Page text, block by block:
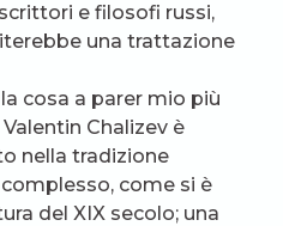
e filosofi russi,
una trattazione
cosa a parer mio più
Chalizev è
nella tradizione
come si è
del XIX secolo; una